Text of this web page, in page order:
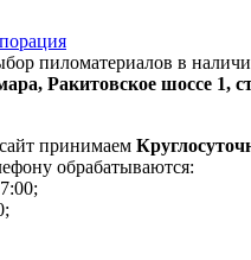
пиломатериалов в
Ракитовское шоссе 1,
принимаем
обрабатываются: